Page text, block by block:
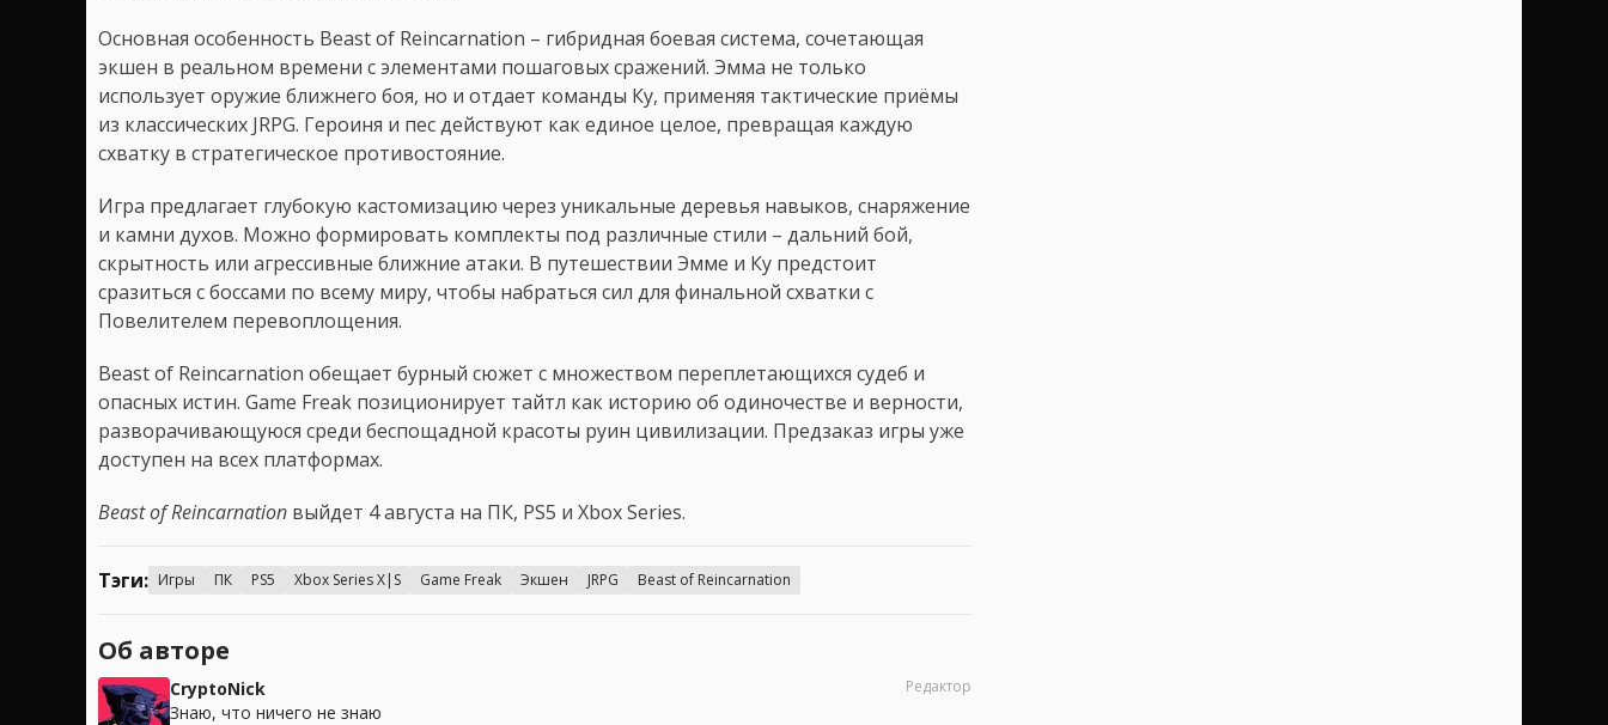
Основная особенность Beast of Reincarnation – гибридная боевая система, сочетающая
экшен в реальном времени с элементами пошаговых сражений. Эмма не только
использует оружие ближнего боя, но и отдает команды Ку, применяя тактические приёмы
из классических JRPG. Героиня и пес действуют как единое целое, превращая каждую
схватку в стратегическое противостояние.
Игра предлагает глубокую кастомизацию через уникальные деревья навыков, снаряжение
и камни духов. Можно формировать комплекты под различные стили – дальний бой,
скрытность или агрессивные ближние атаки. В путешествии Эмме и Ку предстоит
сразиться с боссами по всему миру, чтобы набраться сил для финальной схватки с
Повелителем перевоплощения.
Beast of Reincarnation обещает бурный сюжет с множеством переплетающихся судеб и
опасных истин. Game Freak позиционирует тайтл как историю об одиночестве и верности,
разворачивающуюся среди беспощадной красоты руин цивилизации. Предзаказ игры уже
доступен на всех платформах.
Beast of Reincarnation выйдет 4 августа на ПК, PS5 и Xbox Series.
Тэги: Игры ПК PS5 Xbox Series X|S Game Freak Экшен JRPG Beast of Reincarnation
Об авторе
CryptoNick
Знаю, что ничего не знаю
Редактор